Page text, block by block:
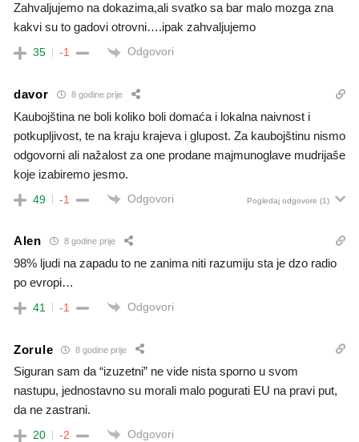
Zahvaljujemo na dokazima,ali svatko sa bar malo mozga zna
kakvi su to gadovi otrovni….ipak zahvaljujemo
35 -1 Odgovori
davor 8 godine prije
Kaubojština ne boli koliko boli domaća i lokalna naivnost i
potkupljivost, te na kraju krajeva i glupost. Za kaubojštinu nismo
odgovorni ali nažalost za one prodane majmunoglave mudrijaše
koje izabiremo jesmo.
49 -1 Odgovori Pogledaj odgovore (1)
Alen 8 godine prije
98% ljudi na zapadu to ne zanima niti razumiju sta je dzo radio
po evropi…
41 -1 Odgovori
Zorule 8 godine prije
Siguran sam da “izuzetni” ne vide nista sporno u svom
nastupu, jednostavno su morali malo pogurati EU na pravi put,
da ne zastrani.
20 -2 Odgovori